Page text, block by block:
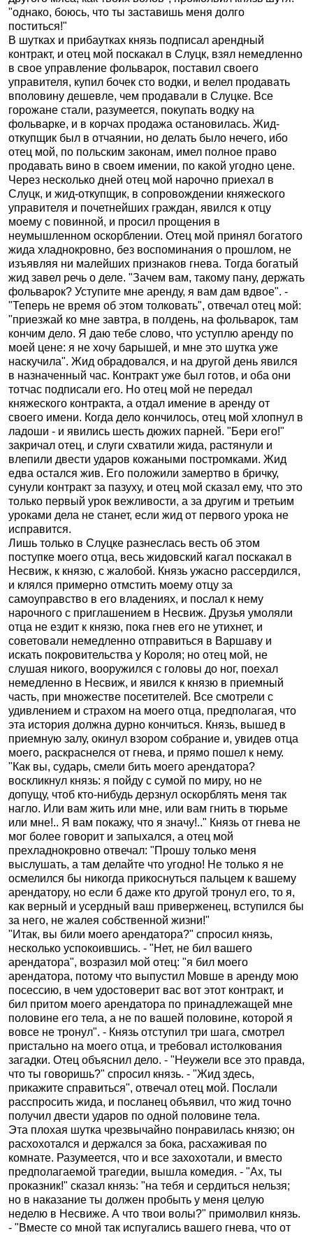
"однако, боюсь, что ты заставишь меня долго
поститься!"
В шутках и прибаутках князь подписал арендный
контракт, и отец мой поскакал в Слуцк, взял немедленно
в свое управление фольварок, поставил своего
управителя, купил бочек сто водки, и велел продавать
вполовину дешевле, чем продавали в Слуцке. Все
горожане стали, разумеется, покупать водку на
фольварке, и в корчах продажа остановилась. Жид-
откупщик был в отчаянии, но делать было нечего, ибо
отец мой, по польским законам, имел полное право
продавать вино в своем имении, по какой угодно цене.
Через несколько дней отец мой нарочно приехал в
Слуцк, и жид-откупщик, в сопровождении княжеского
управителя и почетнейших граждан, явился к отцу
моему с повинной, и просил прощения в
неумышленном оскорблении. Отец мой принял богатого
жида хладнокровно, без воспоминания о прошлом, не
изъявляя ни малейших признаков гнева. Тогда богатый
жид завел речь о деле. "Зачем вам, такому пану, держать
фольварок? Уступите мне аренду, я вам дам вдвое". -
"Теперь не время об этом толковать", отвечал отец мой:
"приезжай ко мне завтра, в полдень, на фольварок, там
кончим дело. Я даю тебе слово, что уступлю аренду по
моей цене: я не хочу барышей, и мне это шутка уже
наскучила". Жид обрадовался, и на другой день явился
в назначенный час. Контракт уже был готов, и оба они
тотчас подписали его. Но отец мой не передал
княжеского контракта, а отдал имение в аренду от
своего имени. Когда дело кончилось, отец мой хлопнул в
ладоши - и явились шесть дюжих парней. "Бери его!"
закричал отец, и слуги схватили жида, растянули и
влепили двести ударов кожаными постромками. Жид
едва остался жив. Его положили замертво в бричку,
сунули контракт за пазуху, и отец мой сказал ему, что это
только первый урок вежливости, а за другим и третьим
уроками дела не станет, если жид от первого урока не
исправится.
Лишь только в Слуцке разнеслась весть об этом
поступке моего отца, весь жидовский кагал поскакал в
Несвиж, к князю, с жалобой. Князь ужасно рассердился,
и клялся примерно отмстить моему отцу за
самоуправство в его владениях, и послал к нему
нарочного с приглашением в Несвиж. Друзья умоляли
отца не ездит к князю, пока гнев его не утихнет, и
советовали немедленно отправиться в Варшаву и
искать покровительства у Короля; но отец мой, не
слушая никого, вооружился с головы до ног, поехал
немедленно в Несвиж, и явился к князю в приемный
часть, при множестве посетителей. Все смотрели с
удивлением и страхом на моего отца, предполагая, что
эта история должна дурно кончиться. Князь, вышед в
приемную залу, окинул взором собрание и, увидев отца
моего, раскраснелся от гнева, и прямо пошел к нему.
"Как вы, сударь, смели бить моего арендатора?
воскликнул князь: я пойду с сумой по миру, но не
допущу, чтоб кто-нибудь дерзнул оскорблять меня так
нагло. Или вам жить или мне, или вам гнить в тюрьме
или мне!.. Я вам покажу, что я значу!.." Князь от гнева не
мог более говорит и запыхался, а отец мой
прехладнокровно отвечал: "Прошу только меня
выслушать, а там делайте что угодно! Не только я не
осмелился бы никогда прикоснуться пальцем к вашему
арендатору, но если б даже кто другой тронул его, то я,
как верный и усердный ваш приверженец, вступился бы
за него, не жалея собственной жизни!"
"Итак, вы били моего арендатора?" спросил князь,
несколько успокоившись. - "Нет, не бил вашего
арендатора", возразил мой отец: "я бил моего
арендатора, потому что выпустил Мовше в аренду мою
посессию, в чем удостоверит вас вот этот контракт, и
бил притом моего арендатора по принадлежащей мне
половине его тела, а не по вашей половине, которой я
вовсе не тронул". - Князь отступил три шага, смотрел
пристально на моего отца, и требовал истолкования
загадки. Отец объяснил дело. - "Неужели все это правда,
что ты говоришь?" спросил князь. - "Жид здесь,
прикажите справиться", отвечал отец мой. Послали
расспросить жида, и посланец объявил, что жид точно
получил двести ударов по одной половине тела.
Эта плохая шутка чрезвычайно понравилась князю; он
расхохотался и держался за бока, расхаживая по
комнате. Разумеется, что и все захохотали, и вместо
предполагаемой трагедии, вышла комедия. - "Ах, ты
проказник!" сказал князь: "на тебя и сердиться нельзя;
но в наказание ты должен пробыть у меня целую
неделю в Несвиже. А что твои волы?" примолвил князь.
- "Вместе со мной так испугались вашего гнева, что от